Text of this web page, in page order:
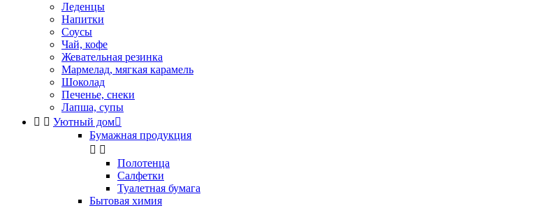
Леденцы
Напитки
Соусы
Чай, кофе
Жевательная резинка
Мармелад, мягкая карамель
Шоколад
Печенье, снеки
Лапша, супы
  Уютный дом
Бумажная продукция
 
Полотенца
Салфетки
Туалетная бумага
Бытовая химия